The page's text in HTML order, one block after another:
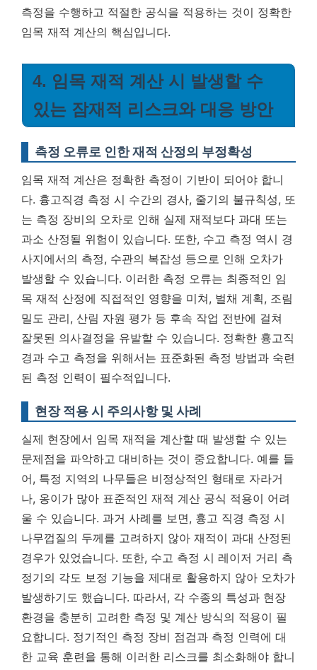
측정을 수행하고 적절한 공식을 적용하는 것이 정확한
임목 재적 계산의 핵심입니다.
4. 임목 재적 계산 시 발생할 수
있는 잠재적 리스크와 대응 방안
측정 오류로 인한 재적 산정의 부정확성
임목 재적 계산은 정확한 측정이 기반이 되어야 합니
다. 흉고직경 측정 시 수간의 경사, 줄기의 불규칙성, 또
는 측정 장비의 오차로 인해 실제 재적보다 과대 또는
과소 산정될 위험이 있습니다. 또한, 수고 측정 역시 경
사지에서의 측정, 수관의 복잡성 등으로 인해 오차가
발생할 수 있습니다. 이러한 측정 오류는 최종적인 임
목 재적 산정에 직접적인 영향을 미쳐, 벌채 계획, 조림
밀도 관리, 산림 자원 평가 등 후속 작업 전반에 걸쳐
잘못된 의사결정을 유발할 수 있습니다. 정확한 흉고직
경과 수고 측정을 위해서는 표준화된 측정 방법과 숙련
된 측정 인력이 필수적입니다.
현장 적용 시 주의사항 및 사례
실제 현장에서 임목 재적을 계산할 때 발생할 수 있는
문제점을 파악하고 대비하는 것이 중요합니다. 예를 들
어, 특정 지역의 나무들은 비정상적인 형태로 자라거
나, 옹이가 많아 표준적인 재적 계산 공식 적용이 어려
울 수 있습니다. 과거 사례를 보면, 흉고 직경 측정 시
나무껍질의 두께를 고려하지 않아 재적이 과대 산정된
경우가 있었습니다. 또한, 수고 측정 시 레이저 거리 측
정기의 각도 보정 기능을 제대로 활용하지 않아 오차가
발생하기도 했습니다. 따라서, 각 수종의 특성과 현장
환경을 충분히 고려한 측정 및 계산 방식의 적용이 필
요합니다. 정기적인 측정 장비 점검과 측정 인력에 대
한 교육 훈련을 통해 이러한 리스크를 최소화해야 합니